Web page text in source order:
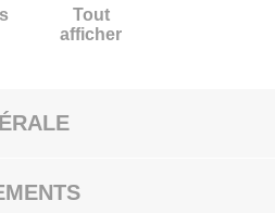
Tout
afficher